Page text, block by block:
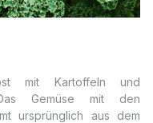
mit Kartoffeln und
Gemüse mit den
ursprünglich aus dem